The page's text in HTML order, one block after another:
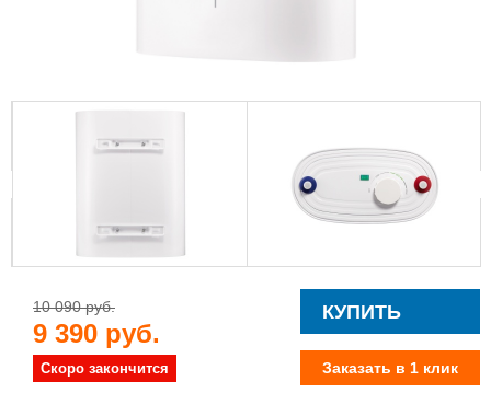
10 090 руб.
9 390 руб.
Скоро закончится
КУПИТЬ
Заказать в 1 клик